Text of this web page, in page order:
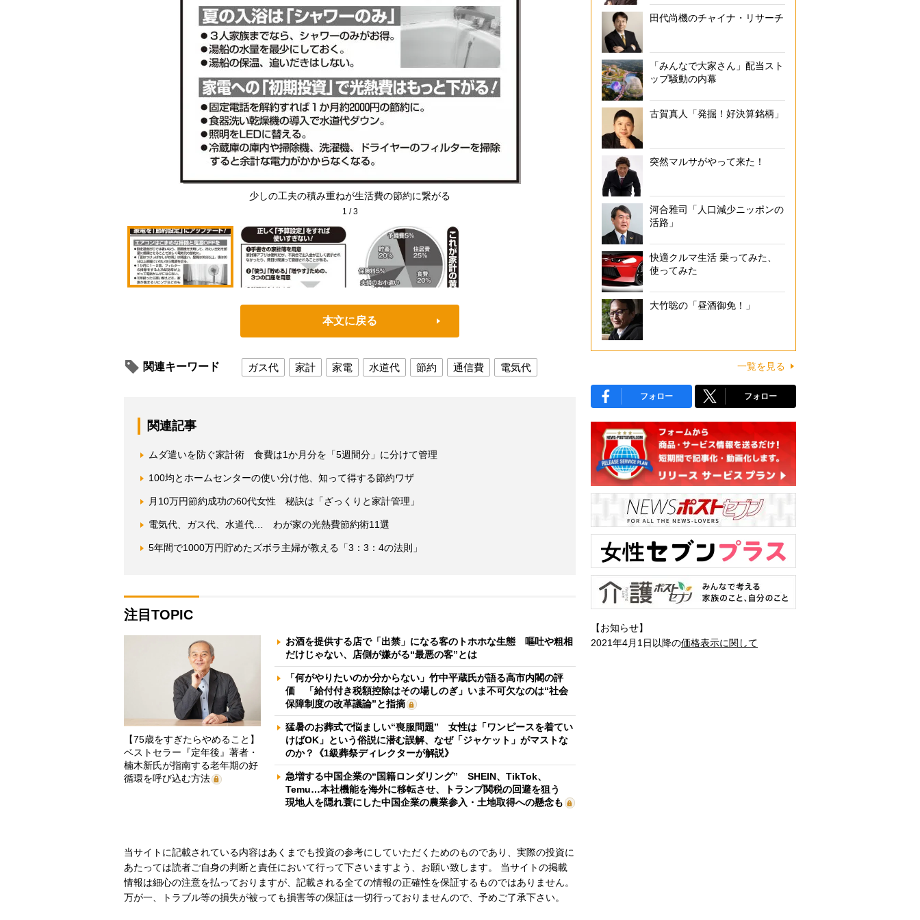
少しの工夫の積み重ねが生活費の節約に繋がる ムダ遣いを防ぐには正しい「予算設定」がポイント
1 /3
本文に戻る
関連キーワード ガス代 家計 家電 水道代 節約 通信費 電気代
関連記事
ムダ遣いを防ぐ家計術 食費は1か月分を「5週間分」に分けて管理
100均とホームセンターの使い分け他、知って得する節約ワザ
月10万円節約成功の60代女性 秘訣は「ざっくりと家計管理」
電気代、ガス代、水道代… わが家の光熱費節約術11選
5年間で1000万円貯めたズボラ主婦が教える「3：3：4の法則」
注目TOPIC
【75歳をすぎたらやめること】
ベストセラー『定年後』著者・
楠木新氏が指南する老年期の好
循環を呼び込む方法
お酒を提供する店で「出禁」になる客のトホホな生態 嘔吐や粗相
だけじゃない、店側が嫌がる“最悪の客”とは
「何がやりたいのか分からない」竹中平蔵氏が語る高市内閣の評
価 「給付付き税額控除はその場しのぎ」いま不可欠なのは“社会
保障制度の改革議論”と指摘
猛暑のお葬式で悩ましい“喪服問題” 女性は「ワンピースを着てい
けばOK」という俗説に潜む誤解、なぜ「ジャケット」がマストな
のか？《1級葬祭ディレクターが解説》
急増する中国企業の“国籍ロンダリング” SHEIN、TikTok、
Temu…本社機能を海外に移転させ、トランプ関税の回避を狙う
現地人を隠れ蓑にした中国企業の農業参入・土地取得への懸念も
当サイトに記載されている内容はあくまでも投資の参考にしていただくためのものであり、実際の投資に
あたっては読者ご自身の判断と責任において行って下さいますよう、お願い致します。 当サイトの掲載
情報は細心の注意を払っておりますが、記載される全ての情報の正確性を保証するものではありません。
万が一、トラブル等の損失が被っても損害等の保証は一切行っておりませんので、予めご了承下さい。
田代尚機のチャイナ・リサーチ
「みんなで大家さん」配当スト
ップ騒動の内幕
古賀真人「発掘！好決算銘柄」
突然マルサがやって来た！
河合雅司「人口減少ニッポンの
活路」
快適クルマ生活 乗ってみた、
使ってみた
大竹聡の「昼酒御免！」
一覧を見る
フォロー フォロー
【お知らせ】
2021年4月1日以降の価格表示に関して